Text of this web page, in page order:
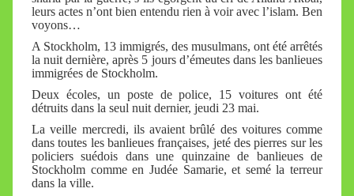
t
leurs actes n’ont bien entendu rien à voir avec l’islam. Ben
voyons…
A Stockholm, 13 immigrés, des musulmans, ont été arrêtés
la nuit dernière, après 5 jours d’émeutes dans les banlieues
immigrées de Stockholm.
Deux écoles, un poste de police, 15 voitures ont été
détruits dans la seul nuit dernier, jeudi 23 mai.
La veille mercredi, ils avaient brûlé des voitures comme
dans toutes les banlieues françaises, jeté des pierres sur les
policiers suédois dans une quinzaine de banlieues de
Stockholm comme en Judée Samarie, et semé la terreur
dans la ville.